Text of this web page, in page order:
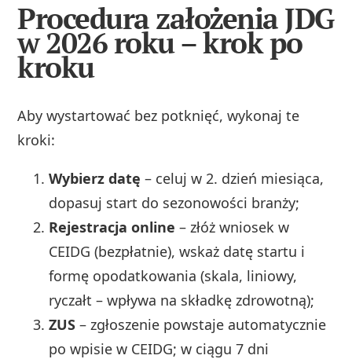
Procedura założenia JDG
w 2026 roku – krok po
kroku
Aby wystartować bez potknięć, wykonaj te
kroki:
Wybierz datę – celuj w 2. dzień miesiąca,
dopasuj start do sezonowości branży;
Rejestracja online – złóż wniosek w
CEIDG (bezpłatnie), wskaż datę startu i
formę opodatkowania (skala, liniowy,
ryczałt – wpływa na składkę zdrowotną);
ZUS – zgłoszenie powstaje automatycznie
po wpisie w CEIDG; w ciągu 7 dni